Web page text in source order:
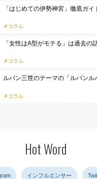
「はじめての伊勢神宮」徹底ガ
コラム
「女性はA型がモテる」は過去の
コラム
ルパン三世のテーマの「ルパン
コラム
Hot Word
インフルエンサー